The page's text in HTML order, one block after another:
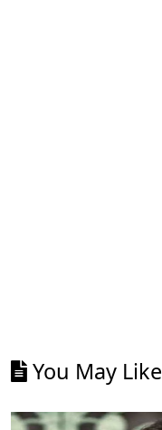
You May Like